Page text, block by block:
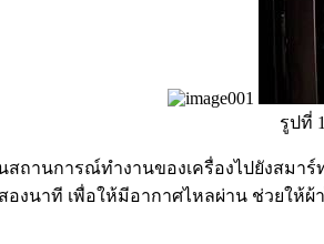
รูปที่
สถานการณ์ทำงานของเครื่องไปยังสม
องนาที เพื่อให้มีอากาศไหลผ่าน ช่วยใ